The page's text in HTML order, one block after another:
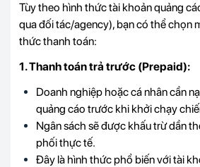
Tùy theo hình thức tài khoản quảng
qua đối tác/agency), bạn có thể chọn
thức thanh toán:
1. Thanh toán trả trước (Prepaid):
Doanh nghiệp hoặc cá nhân cần
quảng cáo trước khi khởi chạy
Ngân sách sẽ được khấu trừ dần
phối thực tế.
Đây là hình thức phổ biến với tài